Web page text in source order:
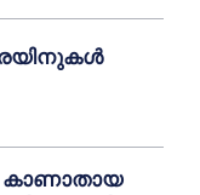
കാണാതായ